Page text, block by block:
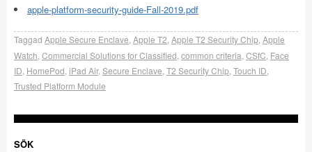
apple-platform-security-guide-Fall-2019.pdf
Taggad Apple Secure Enclave Apple T2 Apple T2 Security Chip Apple
Watch Commercial Solutions for Classified common criteria CSfC Face
ID HomePod iPad Air, Secure Enclave T2 Security Chip Touch ID
Trusted Platform Module
SÖK